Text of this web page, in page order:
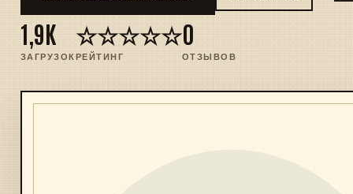
1,9K
ЗАГРУЗОК
☆☆☆☆☆
РЕЙТИНГ
0
ОТЗЫВОВ